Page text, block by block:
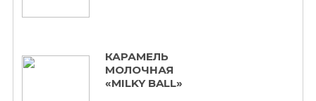
КАРАМЕЛЬ
МОЛОЧНАЯ
«MILKY BALL»